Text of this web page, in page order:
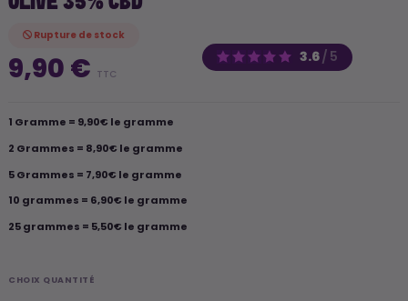
3.6/ 5
Rupture de stock
9,90 € TTC
1 Gramme = 9,90€ le gramme
2 Grammes = 8,90€ le gramme
5 Grammes = 7,90€ le gramme
10 grammes = 6,90€ le gramme
25 grammes = 5,50€ le gramme
CHOIX QUANTITÉ